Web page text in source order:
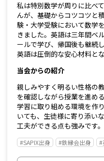
私は特別数学が周りに比べ
んが、基礎からコツコツと
験・大学受験において数学
きました。英語は三年間ベ
ールで学び、帰国後も継続
英語は圧倒的な安心材料と
当会からの紹介
親しみやすく明るい性格の
を確認しながら授業を進め
学習に取り組める環境を作
いても、生徒様に寄り添い
工夫ができる点も強みです。
#SAPIX出身 #鉄縁会出身 #